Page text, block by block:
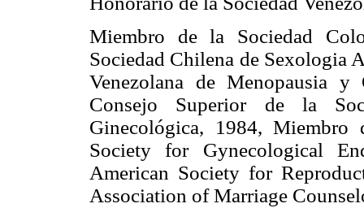
Miembro de la Sociedad
Sociedad Chilena de Sexologia
Venezolana de Menopausia
Consejo Superior de la
Ginecológica, 1984,
Society for Gynecological
American Society for
Association of Marriage